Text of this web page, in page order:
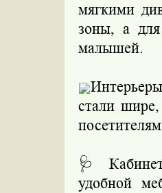
мягкими
зоны, а
малышей.
стали
🩺
удобной